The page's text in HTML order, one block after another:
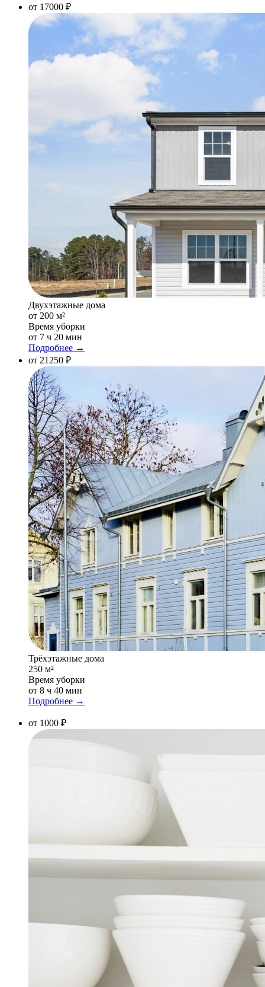
от 17000 ₽
Двухэтажные дома
от 200 м²
Время уборки
от 7 ч 20 мин
Подробнее →
от 21250 ₽
Трёхэтажные дома
250 м²
Время уборки
от 8 ч 40 мин
Подробнее →
от 1000 ₽